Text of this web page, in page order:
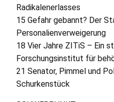
Radikalenerlasses
15 Gefahr gebannt? Der
Personalienverweigerung
18 Vier Jahre ZITiS – Ein
Forschungsinstitut für
21 Senator, Pimmel und
Schurkenstück